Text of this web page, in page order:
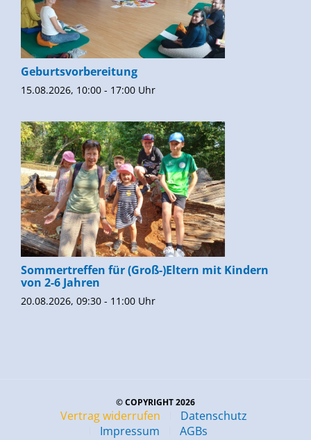
Geburtsvorbereitung
15.08.2026, 10:00 - 17:00 Uhr
Sommertreffen für (Groß-)Eltern mit Kindern
von 2-6 Jahren
20.08.2026, 09:30 - 11:00 Uhr
© COPYRIGHT 2026
Vertrag widerrufen
Datenschutz
Impressum
AGBs